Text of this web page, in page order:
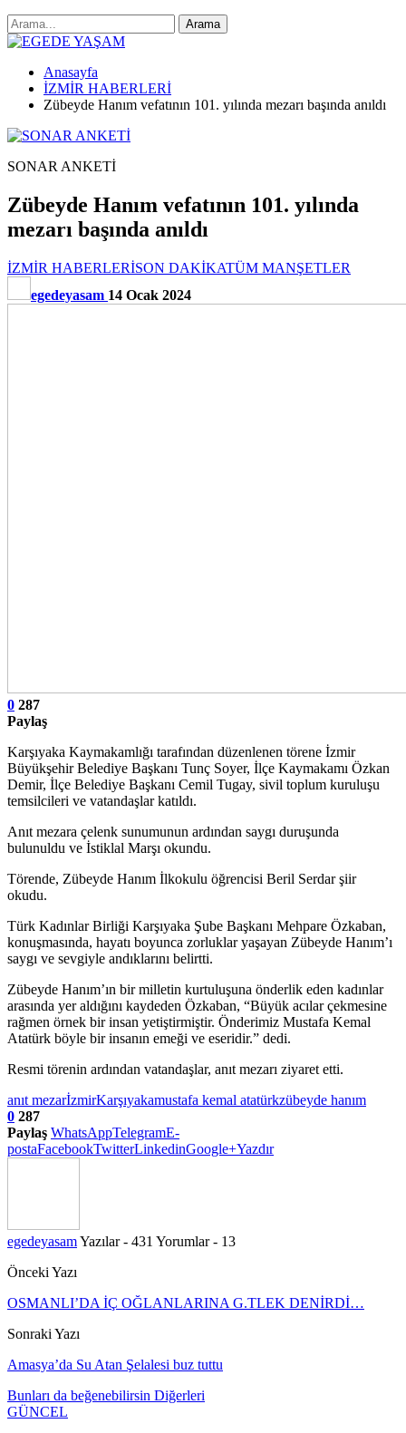
Anasayfa
İZMİR HABERLERİ
Zübeyde Hanım vefatının 101. yılında mezarı başında anıldı
SONAR ANKETİ
Zübeyde Hanım vefatının 101. yılında
mezarı başında anıldı
İZMİR HABERLERİSON DAKİKATÜM MANŞETLER
egedeyasam 14 Ocak 2024
0 287
Paylaş
Karşıyaka Kaymakamlığı tarafından düzenlenen törene İzmir
Büyükşehir Belediye Başkanı Tunç Soyer, İlçe Kaymakamı Özkan
Demir, İlçe Belediye Başkanı Cemil Tugay, sivil toplum kuruluşu
temsilcileri ve vatandaşlar katıldı.
Anıt mezara çelenk sunumunun ardından saygı duruşunda
bulunuldu ve İstiklal Marşı okundu.
Törende, Zübeyde Hanım İlkokulu öğrencisi Beril Serdar şiir
okudu.
Türk Kadınlar Birliği Karşıyaka Şube Başkanı Mehpare Özkaban,
konuşmasında, hayatı boyunca zorluklar yaşayan Zübeyde Hanım’ı
saygı ve sevgiyle andıklarını belirtti.
Zübeyde Hanım’ın bir milletin kurtuluşuna önderlik eden kadınlar
arasında yer aldığını kaydeden Özkaban, “Büyük acılar çekmesine
rağmen örnek bir insan yetiştirmiştir. Önderimiz Mustafa Kemal
Atatürk böyle bir insanın emeği ve eseridir.” dedi.
Resmi törenin ardından vatandaşlar, anıt mezarı ziyaret etti.
anıt mezarİzmirKarşıyakamustafa kemal atatürkzübeyde hanım
0 287
Paylaş WhatsAppTelegramE-
postaFacebookTwitterLinkedinGoogle+Yazdır
egedeyasamYazılar - 431 Yorumlar - 13
Önceki Yazı
OSMANLI’DA İÇ OĞLANLARINA G.TLEK DENİRDİ…
Sonraki Yazı
Amasya’da Su Atan Şelalesi buz tuttu
Bunları da beğenebilirsin Diğerleri
GÜNCEL